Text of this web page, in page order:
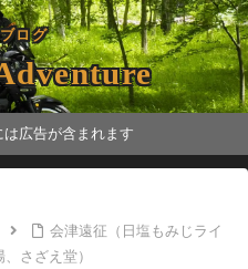
ログ
広告が含まれます
会津遠征（日塩もみじライ
さざえ堂）